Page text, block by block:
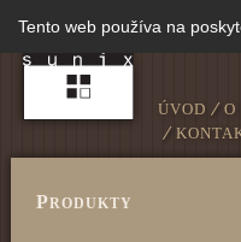
ÚVOD O
PRODUKTY
Tento web používa na